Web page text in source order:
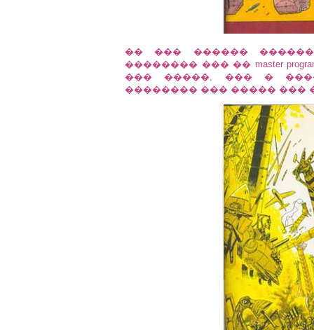
�� ��� ������
�������� ��� �� master
��� �����, ��� �
�������� ��� ����� ���